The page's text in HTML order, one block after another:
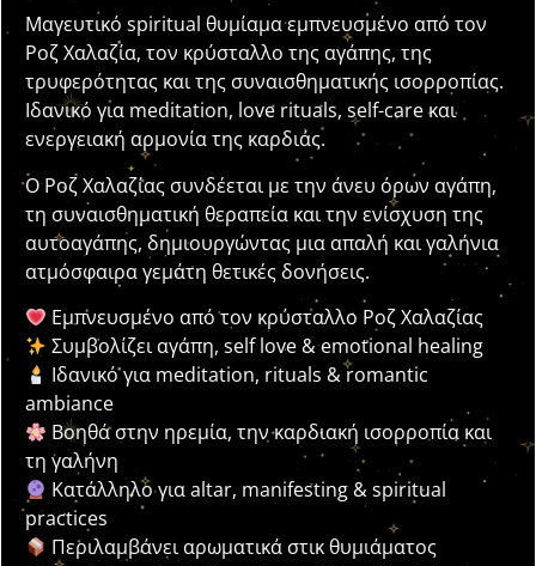
Μαγευτικό spiritual θυμίαμα εμπνευσμένο από τον
Ροζ Χαλαζία, τον κρύσταλλο της αγάπης, της
τρυφερότητας και της συναισθηματικής ισορροπίας.
Ιδανικό για meditation, love rituals, self-care και
ενεργειακή αρμονία της καρδιάς.
Ο Ροζ Χαλαζίας συνδέεται με την άνευ όρων αγάπη,
τη συναισθηματική θεραπεία και την ενίσχυση της
αυτοαγάπης, δημιουργώντας μια απαλή και γαλήνια
ατμόσφαιρα γεμάτη θετικές δονήσεις.
Εμπνευσμένο από τον κρύσταλλο Ροζ Χαλαζίας
Συμβολίζει αγάπη, self love & emotional healing
Ιδανικό για meditation, rituals & romantic
ambiance
Βοηθά στην ηρεμία, την καρδιακή ισορροπία και
τη γαλήνη
Κατάλληλο για altar, manifesting & spiritual
practices
Περιλαμβάνει αρωματικά στικ θυμιάματος